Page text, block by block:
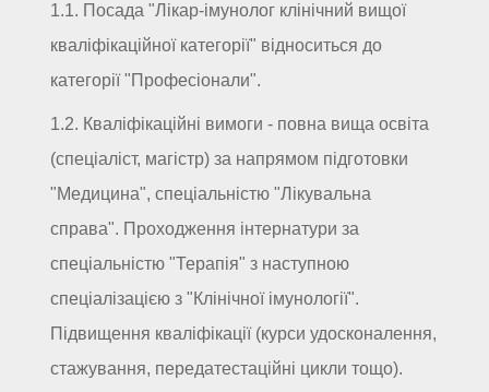
1.1. Посада "Лікар-імунолог клінічний вищої
кваліфікаційної категорії" відноситься до
категорії "Професіонали".
1.2. Кваліфікаційні вимоги - повна вища освіта
(спеціаліст, магістр) за напрямом підготовки
"Медицина", спеціальністю "Лікувальна
справа". Проходження інтернатури за
спеціальністю "Терапія" з наступною
спеціалізацією з "Клінічної імунології".
Підвищення кваліфікації (курси удосконалення,
стажування, передатестаційні цикли тощо).